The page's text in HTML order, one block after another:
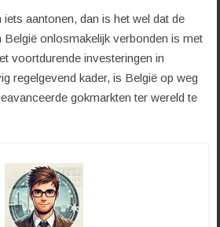
aantonen, dan is het wel dat de
onlosmakelijk verbonden is met
voortdurende investeringen in
regelgevend kader, is België op weg
gokmarkten ter wereld te